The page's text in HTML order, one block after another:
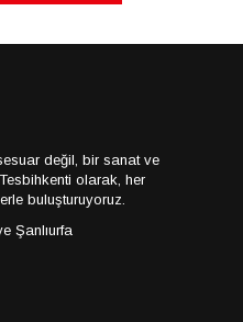
değil, bir sanat ve
olarak, her
buluşturuyoruz.
Şanlıurfa